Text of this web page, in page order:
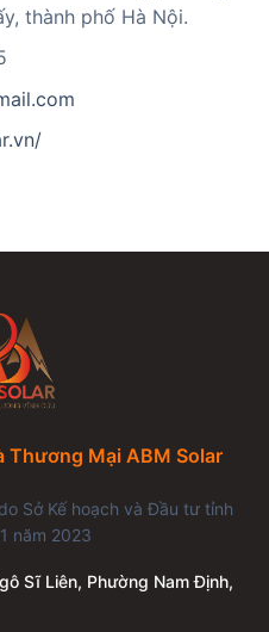
thành phố Hà Nội.
Thương Mại ABM Solar
Sở Kế hoạch và Đầu tư tỉnh
năm 2023
Sĩ Liên, Phường Nam Định,